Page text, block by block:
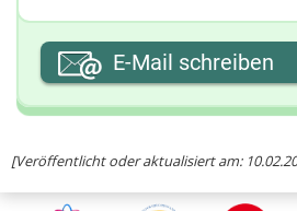
[Veröffentlicht oder aktualisiert am:
Ihre E-Mail-Adresse
E-Mail schreiben